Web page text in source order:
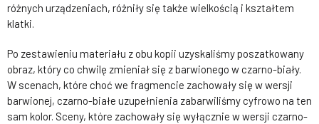
różnych urządzeniach, różniły się także wielkością i kształtem
klatki.
Po zestawieniu materiału z obu kopii uzyskaliśmy poszatkowany
obraz, który co chwilę zmieniał się z barwionego w czarno-biały.
W scenach, które choć we fragmencie zachowały się w wersji
barwionej, czarno-białe uzupełnienia zabarwiliśmy cyfrowo na ten
sam kolor. Sceny, które zachowały się wyłącznie w wersji czarno-